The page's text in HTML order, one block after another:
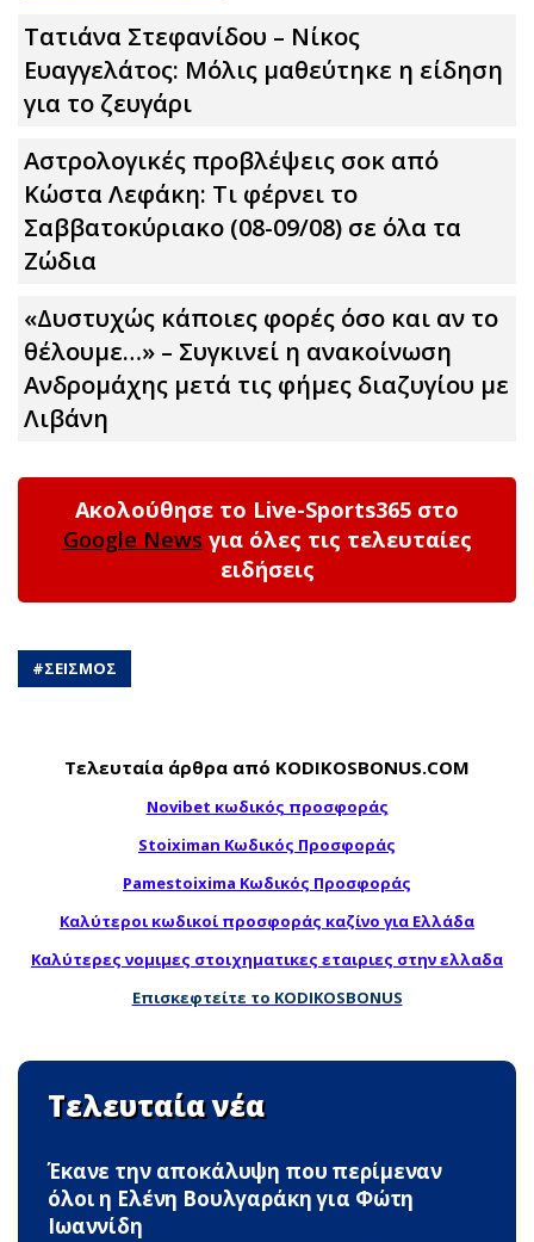
Τατιάνα Στεφανίδου – Νίκος
Ευαγγελάτος: Μόλις μαθεύτηκε η είδηση
για το ζευγάρι
Αστρολογικές προβλέψεις σoκ από
Κώστα Λεφάκη: Τι φέρνει το
Σαββατοκύριακο (08-09/08) σε όλα τα
Zώδια
«Δυστυχώς κάποιες φορές όσο και αν το
θέλουμε…» – Συγκινεί η ανακοίνωση
Ανδρομάχης μετά τις φήμες διαζυγίου με
Λιβάνη
Ακολούθησε το Live-Sports365 στο
Google News για όλες τις τελευταίες
ειδήσεις
#ΣΕΙΣΜΟΣ
Τελευταία άρθρα από KODIKOSBONUS.COM
Novibet κωδικός προσφοράς
Stoiximan Κωδικός Προσφοράς
Pamestoixima Κωδικός Προσφοράς
Καλύτεροι κωδικοί προσφοράς καζίνο για Ελλάδα
Καλύτερες νομιμες στοιχηματικες εταιριες στην ελλαδα
Επισκεφτείτε το KODIKOSBONUS
Τελευταία νέα
Έκανε την αποκάλυψη που περίμεναν
όλοι η Ελένη Βουλγαράκη για Φώτη
Ιωαννίδη